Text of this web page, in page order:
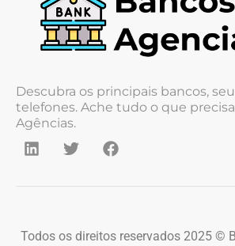
Descubra os principais bancos,
telefones. Ache tudo o que
Agências.
Todos os direitos reservados 2025 ©